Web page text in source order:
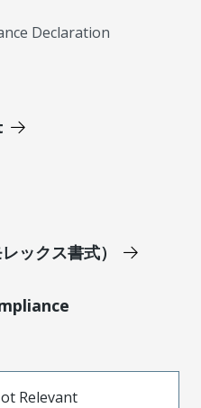
Declaration
ックス書式）
Relevant